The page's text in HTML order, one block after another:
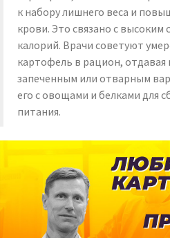
к набору лишнего веса и
крови. Это связано с высоким
калорий. Врачи советуют
картофель в рацион, отдавая
запеченным или отварным
его с овощами и белками для
питания.